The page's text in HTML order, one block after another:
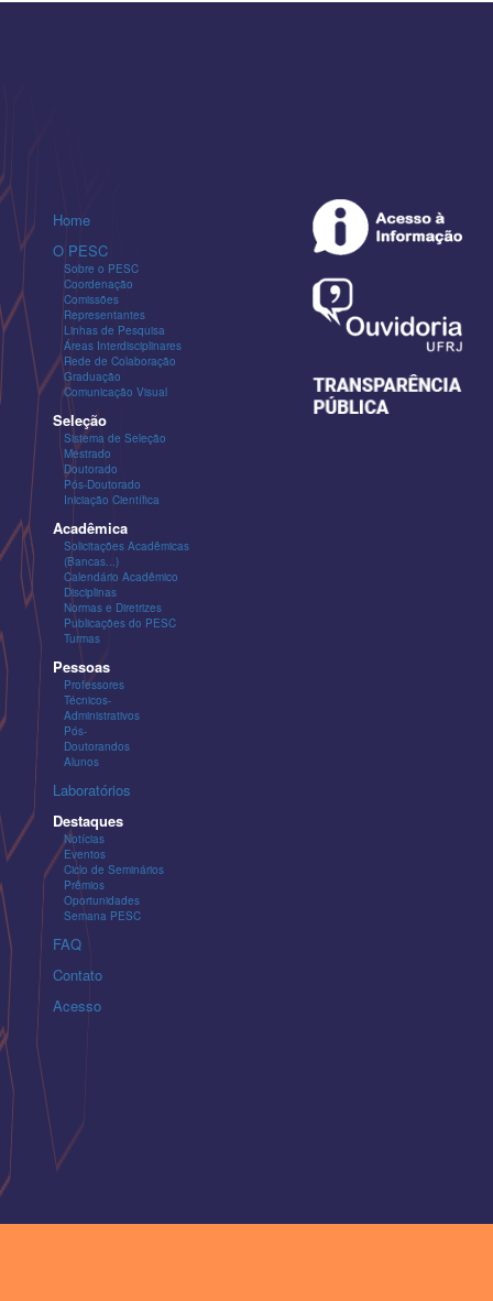
Home
O PESC
Sobre o PESC
Coordenação
Comissões
Representantes
Linhas de Pesquisa
Áreas Interdisciplinares
Rede de Colaboração
Graduação
Comunicação Visual
Seleção
Sistema de Seleção
Mestrado
Doutorado
Pós-Doutorado
Iniciação Científica
Acadêmica
Solicitações Acadêmicas
(Bancas...)
Calendário Acadêmico
Disciplinas
Normas e Diretrizes
Publicações do PESC
Turmas
Pessoas
Professores
Técnicos-
Administrativos
Pós-
Doutorandos
Alunos
Laboratórios
Destaques
Notícias
Eventos
Ciclo de Seminários
Prêmios
Oportunidades
Semana PESC
FAQ
Contato
Acesso